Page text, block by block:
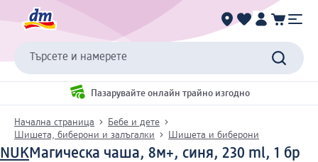
Търсете и намерете
Пазарувайте онлайн трайно изгодно
Начална страница
Бебе и дете
Шишета, биберони и залъгалки
Шишета и биберони
NUKМагическа чаша, 8м+, синя, 230 ml, 1 бр